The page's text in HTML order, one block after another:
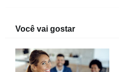
Você vai gostar